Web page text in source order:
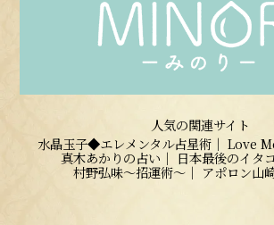
人気の関連サイト
水晶玉子◆エレメンタル占星術｜ Love
真木あかりの占い｜ 日本最後のイタ
村野弘味～招運術～｜ アポロン山